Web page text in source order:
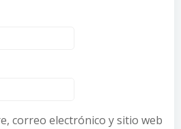
correo electrónico y sitio web